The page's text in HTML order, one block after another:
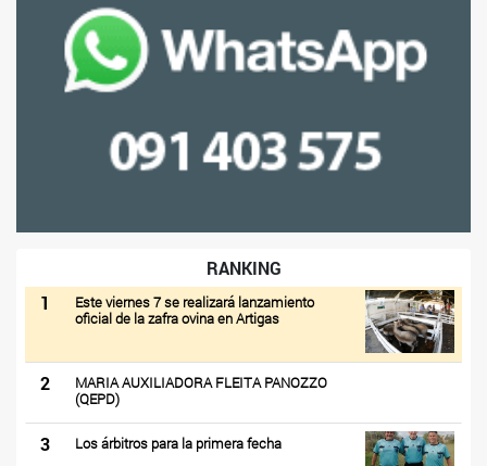
RANKING
1
Este viernes 7 se realizará lanzamiento
oficial de la zafra ovina en Artigas
2
MARIA AUXILIADORA FLEITA PANOZZO
(QEPD)
3 Los árbitros para la primera fecha